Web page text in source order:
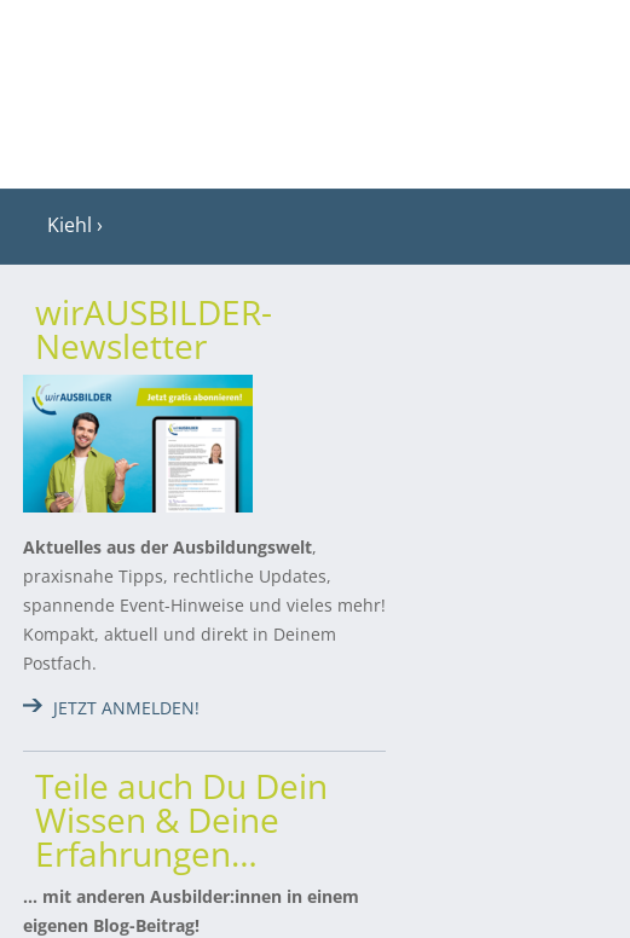
Kiehl
wirAUSBILDER-
Newsletter
Aktuelles aus der Ausbildungswelt,
praxisnahe Tipps, rechtliche Updates,
spannende Event-Hinweise und vieles mehr!
Kompakt, aktuell und direkt in Deinem
Postfach.
JETZT ANMELDEN!
Teile auch Du Dein
Wissen & Deine
Erfahrungen…
… mit anderen Ausbilder:innen in einem
eigenen Blog-Beitrag!